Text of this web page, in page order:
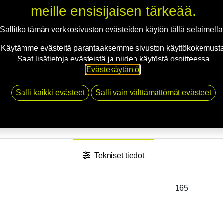
Tekniset tiedot
165
meille ensisijaisen tärkeää.
Sallitko tämän verkkosivuston evästeiden käytön tällä
Käytämme evästeitä parantaaksemme sivuston
Saat lisätietoja evästeistä ja niiden käytöstä osoitteessa
Evästekäytäntö.
Salli kaikki evästeet Salli vain välttämättömät evästeet